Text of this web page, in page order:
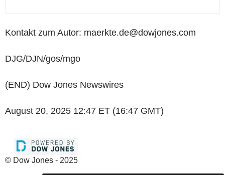
Kontakt zum Autor: maerkte.de@dowjones.com
DJG/DJN/gos/mgo
(END) Dow Jones Newswires
August 20, 2025 12:47 ET (16:47 GMT)
© Dow Jones - 2025